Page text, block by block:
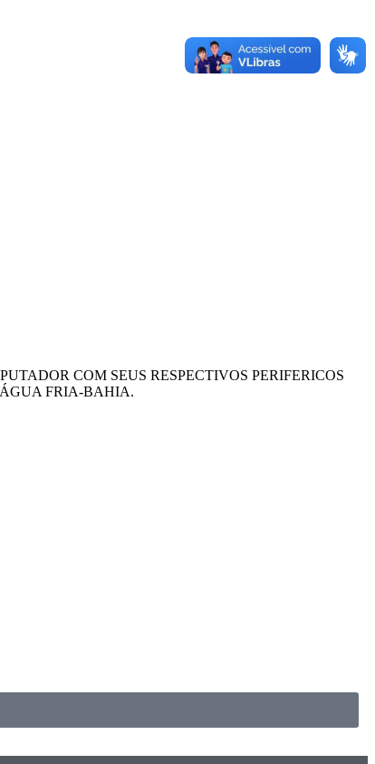
COM SEUS RESPECTIVOS PERIFERICOS
FRIA-BAHIA.